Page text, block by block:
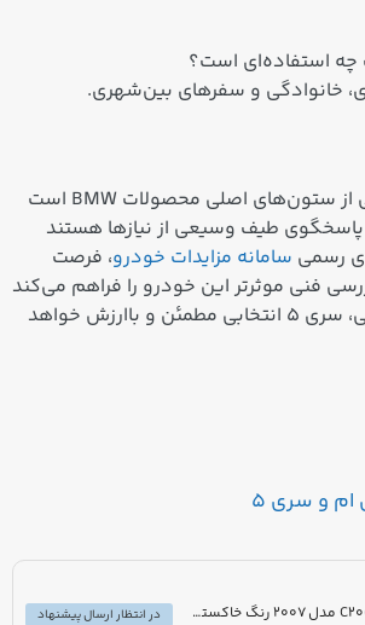
استفاده‌ای است؟
خانوادگی و سفرهای بین‌شهری.
طیف وسیعی از نیازها هستند
رسمی سامانه مزایدات خودرو، فرصت
فنی موثرتر این خودرو را فراهم می‌کند
– با بررسی دقیق فنی، سری 5 انتخابی مطمئن و باارزش خواهد
ام و سری 5
مزایده دولتی خودرو بنز C200 مدل 2007 رنگ خاکستری
در انتظار ارسال پیشنهاد